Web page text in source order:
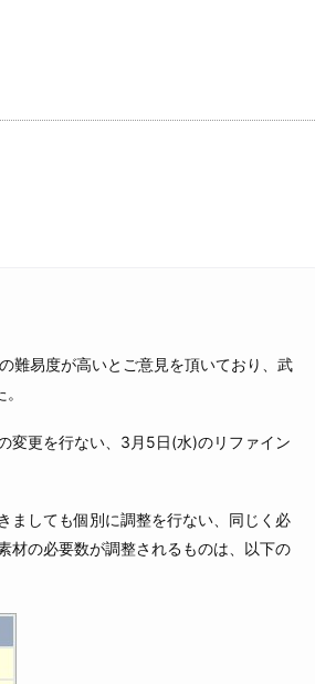
難易度が高いとご意見を頂いており、武
変更を行ない、3月5日(水)のリファイン
ましても個別に調整を行ない、同じく必
材の必要数が調整されるものは、以下の